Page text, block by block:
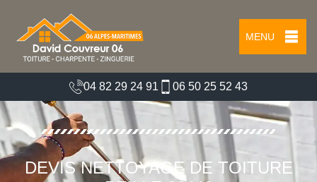
MENU
04 82 29 24 91 06 50 25 52 43
DEVIS NETTOYAGE DE TOITURE